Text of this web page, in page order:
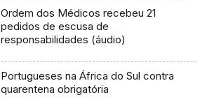
Ordem dos Médicos recebeu 21
pedidos de escusa de
responsabilidades (áudio)
Portugueses na África do Sul contra
quarentena obrigatória